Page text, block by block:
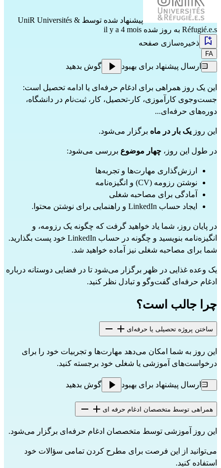
پیشنهاد شده توسط UniR Universités &
Réfugié.e.s به روز شده il y a 4 mois
ذخیره‌سازی صفحه
FA
ارسال پیشنهاد برای بهبود گوش بدهید
دوره‌های حرفه‌ای...
این روز یک بار در ماه برگزار می‌شود.
در طول این روز، چهار موضوع بررسی می‌شود:
ارزش‌گذاری مهارت‌ها و تجربه‌ها
نوشتن رزومه (CV) و انگیزه‌نامه
آمادگی برای مصاحبه شغلی
ایجاد حساب LinkedIn و راهنمایی برای نوشتن محتوا.
انگیزه‌نامه‌ بنویسید و چگونه در حساب LinkedIn خود پست بگذارید.
شما برای مصاحبه شغلی نیز آماده خواهید شد.
ادغام حرفه‌ای گفت‌وگو و تبادل نظر کنید.
چرا جالب است؟
ساختن پروژه تحصیلی یا حرفه‌ای
درخواست‌های آموزشی یا شغلی خود برجسته کنید.
ارسال پیشنهاد برای بهبود گوش بدهید
همراهی توسط متخصصان ادغام حرفه ای
این روز آموزشی توسط متخصصان ادغام حرفه‌ای برگزار می‌شود.
استفاده کنید.